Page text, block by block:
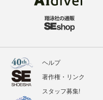
ヘルプ
著作権・リンク
スタッフ募集!